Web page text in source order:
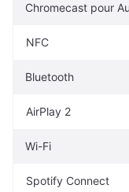
Chromecast pour
NFC
Bluetooth
AirPlay 2
Wi-Fi
Spotify Connect